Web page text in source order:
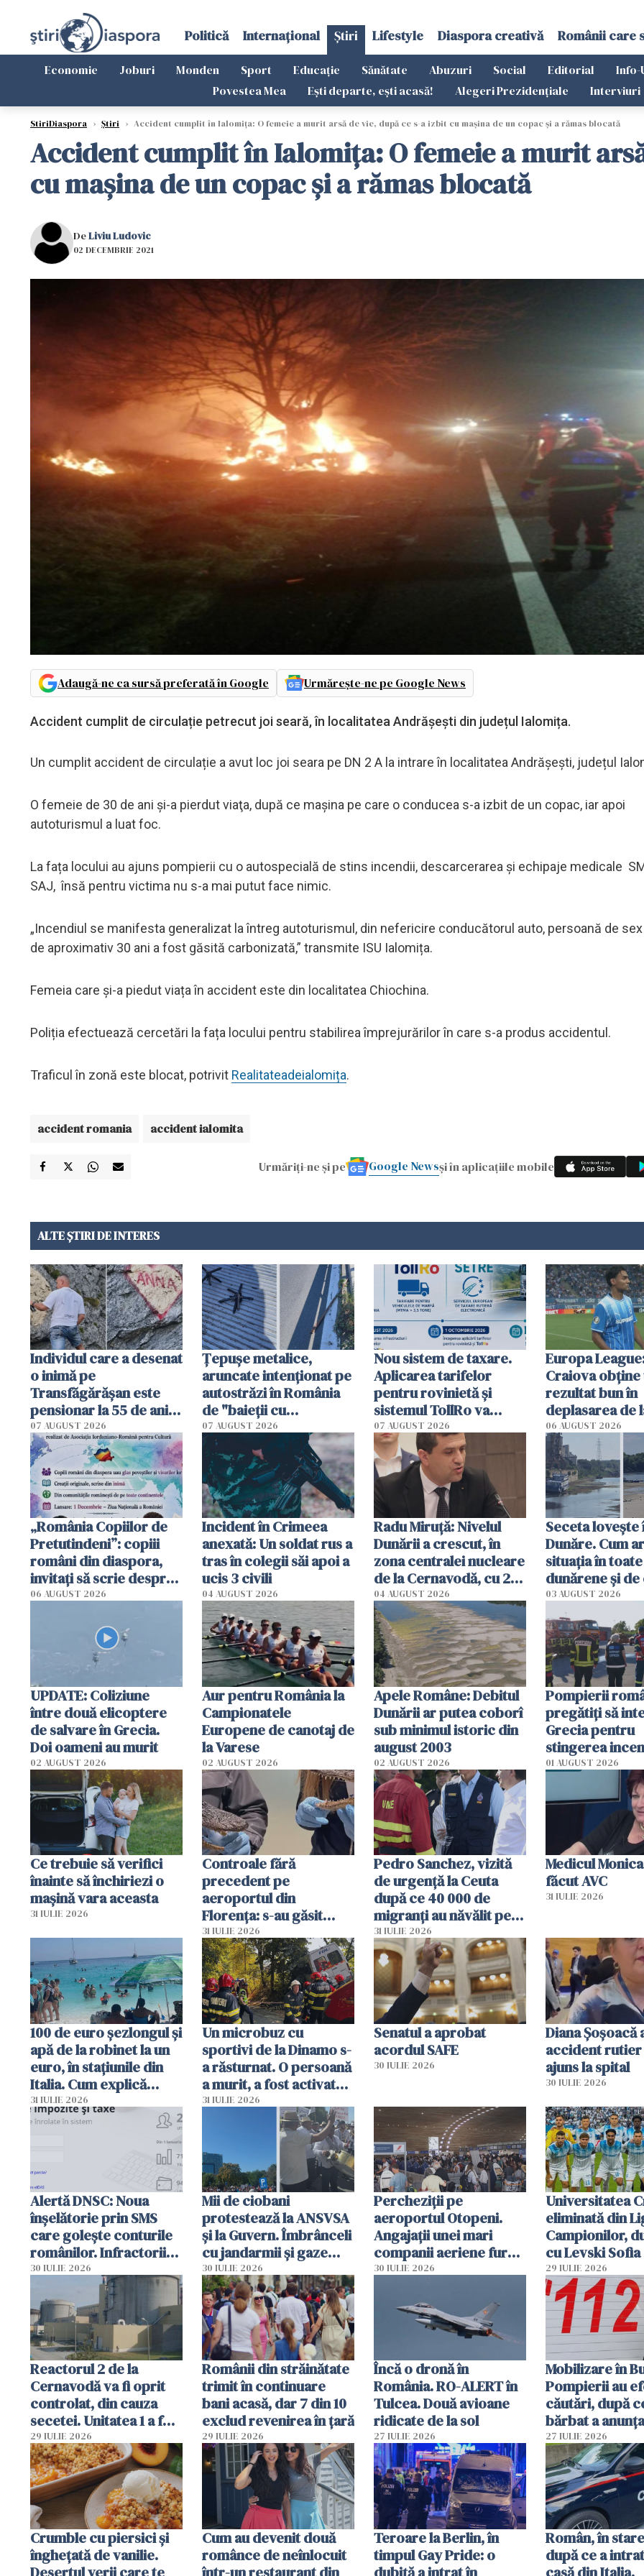
Politică Internațional Știri Lifestyle Diaspora creativă Românii care
Economie Joburi Monden Sport Educație Sănătate Abuzuri Social Editorial Info-
Povestea Mea
Ești departe, ești acasă! Alegeri Prezidențiale Interviuri
StiriDiaspora › Știri › Accident cumplit în Ialomița: O femeie a murit arsă de vie, după ce s-a izbit cu mașina de un copac și a rămas blocată
Accident cumplit în Ialomița: O femeie a murit
cu mașina de un copac și a rămas blocată
DeLiviu Ludovic
02 DECEMBRIE 2021
Adaugă-ne ca sursă preferată în Google Urmărește-ne pe Google News
Accident cumplit de circulație petrecut joi seară, în localitatea Andrășești din județul Ialomița.
Un cumplit accident de circulație a avut loc joi seara pe DN 2 A la intrare în localitatea Andrășești, județul
O femeie de 30 de ani şi-a pierdut viaţa, după ce maşina pe care o conducea s-a izbit de un copac, iar apoi
autoturismul a luat foc.
La fața locului au ajuns pompierii cu o autospecială de stins incendii, descarcerarea și echipaje medicale
SAJ, însă pentru victima nu s-a mai putut face nimic.
„Incendiul se manifesta generalizat la întreg autoturismul, din nefericire conducătorul auto, persoană de
de aproximativ 30 ani a fost găsită carbonizată,” transmite ISU Ialomița.
Femeia care și-a piedut viața în accident este din localitatea Chiochina.
Poliția efectuează cercetări la fața locului pentru stabilirea împrejurărilor în care s-a produs accidentul.
Traficul în zonă este blocat, potrivit Realitateadeialomița.
accident romania accident ialomita
Urmăriți-ne și pe Google Newsși în aplicațiile mobile
ALTE ȘTIRI DE INTERES
Individul care a desenat
o inimă pe
Transfăgărășan este
pensionar la 55 de ani.
Poliția l-a identificat
07 AUGUST 2026
Țepușe metalice,
aruncate intenționat pe
autostrăzi în România
de "baieții cu
platforme": "Mi-au
cerut 1200 lei să mă
tracteze"
07 AUGUST 2026
Nou sistem de taxare.
Aplicarea tarifelor
pentru rovinietă şi
sistemul TollRo va
începe la 1 octombrie
07 AUGUST 2026
Europa
Craiova obține
rezultat bun în
deplasarea de
06 AUGUST 2026
„România Copiilor de
Pretutindeni”: copiii
români din diaspora,
invitați să scrie despre
România într-un volum
06 AUGUST 2026
Incident în Crimeea
anexată: Un soldat rus a
tras în colegii săi apoi a
ucis 3 civili
04 AUGUST 2026
Radu Miruţă: Nivelul
Dunării a crescut, în
zona centralei nucleare
de la Cernavodă, cu 2
cm faţă de ziua trecută
04 AUGUST 2026
Seceta
Dunăre. Cum
situația în
dunărene și de
România
efectele, deși a
în iulie
03 AUGUST 2026
UPDATE: Coliziune
între două elicoptere
de salvare în Grecia.
Doi oameni au murit
02 AUGUST 2026
Aur pentru România la
Campionatele
Europene de canotaj de
la Varese
02 AUGUST 2026
Apele Române: Debitul
Dunării ar putea coborî
sub minimul istoric din
august 2003
02 AUGUST 2026
Pompierii
pregătiţi să
Grecia pentru
stingerea
01 AUGUST 2026
Ce trebuie să verifici
înainte să închiriezi o
mașină vara aceasta
31 IULIE 2026
Controale fără
precedent pe
aeroportul din
Florența: s-au găsit
capete de aligator și o
sumă imensă de bani
31 IULIE 2026
Pedro Sanchez, vizită
de urgență la Ceuta
după ce 40 000 de
migranți au năvălit pe
teritoriul spaniol: „Vom
mobiliza toate
resursele"
31 IULIE 2026
Medicul
făcut AVC
31 IULIE 2026
100 de euro șezlongul și
apă de la robinet la un
euro, în stațiunile din
Italia. Cum explică
autoritățile
31 IULIE 2026
Un microbuz cu
sportivi de la Dinamo s-
a răsturnat. O persoană
a murit, a fost activat
planul roșu de
31 IULIE 2026
Senatul a aprobat
acordul SAFE
30 IULIE 2026
Diana Șoșoacă
accident rutier
ajuns la spital
30 IULIE 2026
Alertă DNSC: Noua
înșelătorie prin SMS
care golește conturile
românilor. Infractorii
folosesc numele
Ghișeul.ro și al Poliției
Române
30 IULIE 2026
Mii de ciobani
protestează la ANSVSA
și la Guvern. Îmbrânceli
cu jandarmii și gaze
lacrimogene
30 IULIE 2026
Percheziții pe
aeroportul Otopeni.
Angajații unei mari
companii aeriene furau
parfumuri, ceasuri și
vânzării
30 IULIE 2026
Universitatea
eliminată din
Campionilor,
cu Levski Sofia
29 IULIE 2026
Reactorul 2 de la
Cernavodă va fi oprit
controlat, din cauza
secetei. Unitatea 1 a fost
deja oprită
29 IULIE 2026
Românii din străinătate
trimit în continuare
bani acasă, dar 7 din 10
exclud revenirea în țară
29 IULIE 2026
Încă o dronă în
România. RO-ALERT în
Tulcea. Două avioane
ridicate de la sol
27 IULIE 2026
Mobilizare în
Pompierii au
căutări, după
bărbat a
că a văzut un
luminos
27 IULIE 2026
Crumble cu piersici și
înghețată de vanilie.
Cum au devenit două
românce de neînlocuit
Teroare la Berlin, în
timpul Gay Pride: o
Român, în
după ce a